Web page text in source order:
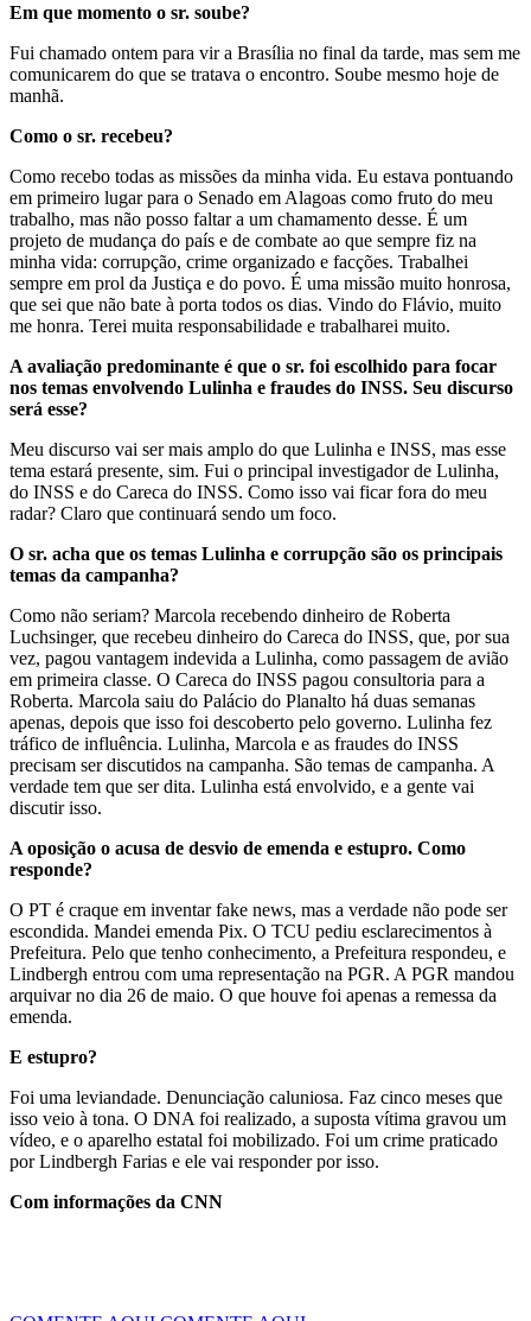
Em que momento o sr. soube?
Fui chamado ontem para vir a Brasília no final da tarde, mas sem me
comunicarem do que se tratava o encontro. Soube mesmo hoje de
manhã.
Como o sr. recebeu?
Como recebo todas as missões da minha vida. Eu estava pontuando
em primeiro lugar para o Senado em Alagoas como fruto do meu
trabalho, mas não posso faltar a um chamamento desse. É um
projeto de mudança do país e de combate ao que sempre fiz na
minha vida: corrupção, crime organizado e facções. Trabalhei
sempre em prol da Justiça e do povo. É uma missão muito honrosa,
que sei que não bate à porta todos os dias. Vindo do Flávio, muito
me honra. Terei muita responsabilidade e trabalharei muito.
A avaliação predominante é que o sr. foi escolhido para focar
nos temas envolvendo Lulinha e fraudes do INSS. Seu discurso
será esse?
Meu discurso vai ser mais amplo do que Lulinha e INSS, mas esse
tema estará presente, sim. Fui o principal investigador de Lulinha,
do INSS e do Careca do INSS. Como isso vai ficar fora do meu
radar? Claro que continuará sendo um foco.
O sr. acha que os temas Lulinha e corrupção são os principais
temas da campanha?
Como não seriam? Marcola recebendo dinheiro de Roberta
Luchsinger, que recebeu dinheiro do Careca do INSS, que, por sua
vez, pagou vantagem indevida a Lulinha, como passagem de avião
em primeira classe. O Careca do INSS pagou consultoria para a
Roberta. Marcola saiu do Palácio do Planalto há duas semanas
apenas, depois que isso foi descoberto pelo governo. Lulinha fez
tráfico de influência. Lulinha, Marcola e as fraudes do INSS
precisam ser discutidos na campanha. São temas de campanha. A
verdade tem que ser dita. Lulinha está envolvido, e a gente vai
discutir isso.
A oposição o acusa de desvio de emenda e estupro. Como
responde?
O PT é craque em inventar fake news, mas a verdade não pode ser
escondida. Mandei emenda Pix. O TCU pediu esclarecimentos à
Prefeitura. Pelo que tenho conhecimento, a Prefeitura respondeu, e
Lindbergh entrou com uma representação na PGR. A PGR mandou
arquivar no dia 26 de maio. O que houve foi apenas a remessa da
emenda.
E estupro?
Foi uma leviandade. Denunciação caluniosa. Faz cinco meses que
isso veio à tona. O DNA foi realizado, a suposta vítima gravou um
vídeo, e o aparelho estatal foi mobilizado. Foi um crime praticado
por Lindbergh Farias e ele vai responder por isso.
Com informações da CNN